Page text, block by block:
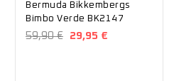
Bermuda Bikkembergs
Bimbo Verde BK2147
59,90 € 29,95 €